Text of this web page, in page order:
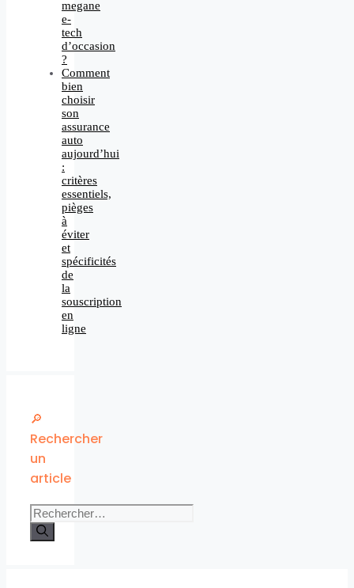
megane
e-
tech
d’occasion
?
Comment
bien
choisir
son
assurance
auto
aujourd’hui
:
critères
essentiels,
pièges
à
éviter
et
spécificités
de
la
souscription
en
ligne
🔎
Rechercher
un
article
Rechercher :